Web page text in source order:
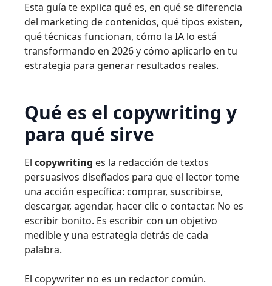
Esta guía te explica qué es, en qué se diferencia
del marketing de contenidos, qué tipos existen,
qué técnicas funcionan, cómo la IA lo está
transformando en 2026 y cómo aplicarlo en tu
estrategia para generar resultados reales.
Qué es el copywriting y
para qué sirve
El copywriting es la redacción de textos
persuasivos diseñados para que el lector tome
una acción específica: comprar, suscribirse,
descargar, agendar, hacer clic o contactar. No es
escribir bonito. Es escribir con un objetivo
medible y una estrategia detrás de cada
palabra.
El copywriter no es un redactor común.